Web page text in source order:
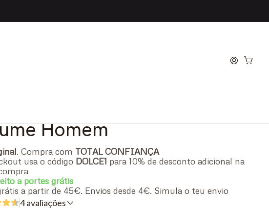
Boss Dark Blue Eau de
Homem
. Compra com TOTAL CONFIANÇA
usa o código DOLCE1 para 10% de desconto adicional na
a portes grátis
a partir de 45€. Envios desde 4€. Simula o teu envio
4 avaliações